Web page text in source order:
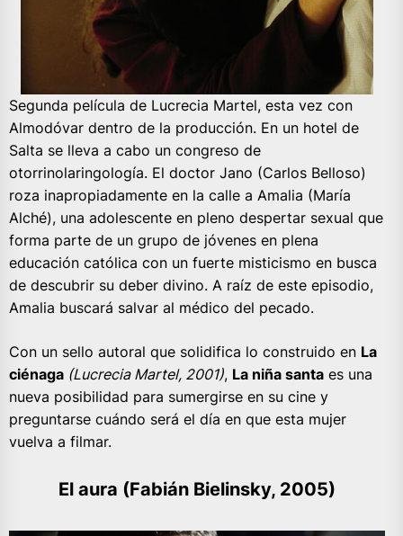
Segunda película de Lucrecia Martel, esta vez con
Almodóvar dentro de la producción. En un hotel de
Salta se lleva a cabo un congreso de
otorrinolaringología. El doctor Jano (Carlos Belloso)
roza inapropiadamente en la calle a Amalia (María
Alché), una adolescente en pleno despertar sexual que
forma parte de un grupo de jóvenes en plena
educación católica con un fuerte misticismo en busca
de descubrir su deber divino. A raíz de este episodio,
Amalia buscará salvar al médico del pecado.
Con un sello autoral que solidifica lo construido en La
ciénaga (Lucrecia Martel, 2001), La niña santa es una
nueva posibilidad para sumergirse en su cine y
preguntarse cuándo será el día en que esta mujer
vuelva a filmar.
El aura (Fabián Bielinsky, 2005)